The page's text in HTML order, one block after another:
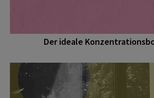
Der ideale